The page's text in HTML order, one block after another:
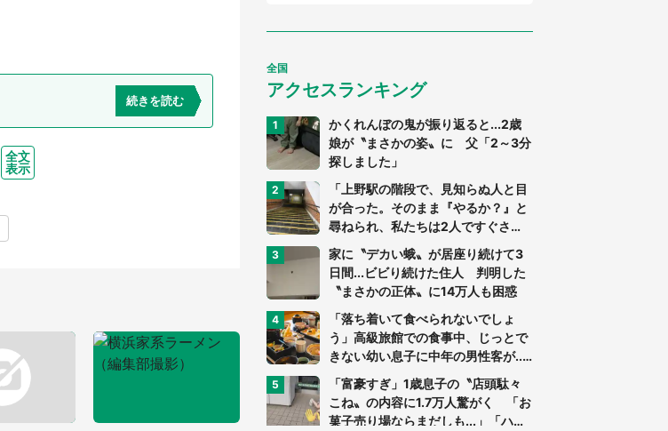
続きを読む
全文
表示
全国
アクセスランキング
かくれんぼの鬼が振り返ると...2歳
娘が〝まさかの姿〟に 父「2～3分
探しました」
「上野駅の階段で、見知らぬ人と目
が合った。そのまま『やるか？』と
尋ねられ、私たちは2人ですぐさ
ま...」（茨城県・70代男性）
家に〝デカい蛾〟が居座り続けて3
日間...ビビり続けた住人 判明した
〝まさかの正体〟に14万人も困惑
「落ち着いて食べられないでしょ
う」高級旅館での食事中、じっとで
きない幼い息子に中年の男性客が...
（東京都・40代男性）
「富豪すぎ」1歳息子の〝店頭駄々
こね〟の内容に1.7万人驚がく 「お
菓子売り場ならまだしも...」「ハー